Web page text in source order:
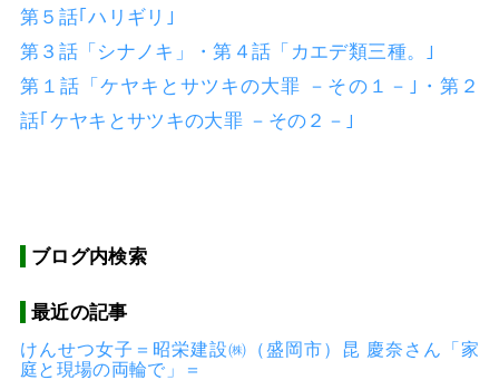
第５話｢ハリギリ｣
第３話「シナノキ」・第４話「カエデ類三種。｣
第１話「ケヤキとサツキの大罪 －その１－｣・第２
話｢ケヤキとサツキの大罪 －その２－｣
ブログ内検索
最近の記事
けんせつ女子＝昭栄建設㈱（盛岡市）昆 慶奈さん「家
庭と現場の両輪で」＝